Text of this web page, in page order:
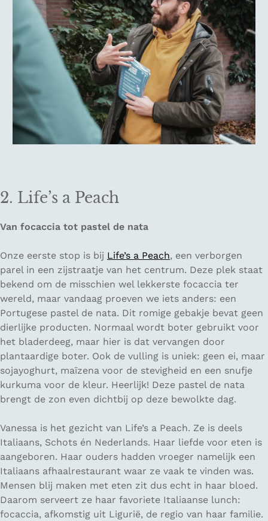
2. Life’s a Peach
Van focaccia tot pastel de nata
Onze eerste stop is bij Life’s a Peach, een verborgen
parel in een zijstraatje van het centrum. Deze plek staat
bekend om de misschien wel lekkerste focaccia ter
wereld, maar vandaag proeven we iets anders: een
Portugese pastel de nata. Dit romige gebakje bevat geen
dierlijke producten. Normaal wordt boter gebruikt voor
het bladerdeeg, maar hier is dat vervangen door
plantaardige boter. Ook de vulling is uniek: geen ei, maar
sojayoghurt, maïzena voor de stevigheid en een snufje
kurkuma voor de kleur. Heerlijk! Deze pastel de nata
brengt de zon even dichtbij op deze bewolkte dag.
Vanessa is het gezicht van Life’s a Peach. Ze is deels
Italiaans, Schots én Nederlands. Haar liefde voor eten is
aangeboren. Haar ouders hadden vroeger namelijk een
Italiaans afhaalrestaurant waar ze vaak te vinden was.
Mensen blij maken met eten zit dus echt in haar bloed.
Daarom serveert ze haar favoriete Italiaanse lunch:
focaccia, afkomstig uit Ligurië, de regio van haar familie.